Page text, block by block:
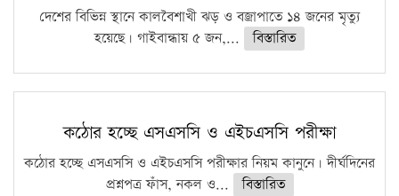
দেশের বিভিন্ন স্থানে কালবৈশাখী ঝড় ও বজ্রাপাতে ১৪ জনের মৃত্যু
হয়েছে। গাইবান্ধায় ৫ জন,...
বিস্তারিত
কঠোর হচ্ছে এসএসসি ও এইচএসসি পরীক্ষা
কঠোর হচ্ছে এসএসসি ও এইচএসসি পরীক্ষার নিয়ম কানুনে। দীর্ঘদিনের
প্রশ্নপত্র ফাঁস, নকল ও...
বিস্তারিত